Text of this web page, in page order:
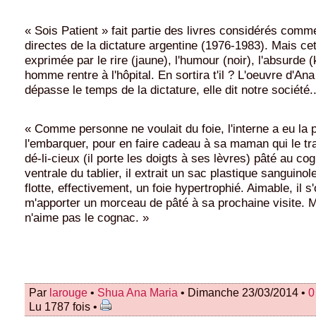
« Sois Patient » fait partie des livres considérés
directes de la dictature argentine (1976-1983). Mais
exprimée par le rire (jaune), l'humour (noir), l'absurde
homme rentre à l'hôpital. En sortira t'il ? L'oeuvre
dépasse le temps de la dictature, elle dit notre
« Comme personne ne voulait du foie, l'interne a eu la
l'embarquer, pour en faire cadeau à sa maman qui le
dé-li-cieux (il porte les doigts à ses lèvres) pâté au
ventrale du tablier, il extrait un sac plastique
flotte, effectivement, un foie hypertrophié. Aimable, il
m'apporter un morceau de pâté à sa prochaine visite.
n'aime pas le cognac. »
Par larouge • Shua Ana Maria • Dimanche 23/03/2014 •
Lu 1787 fois •